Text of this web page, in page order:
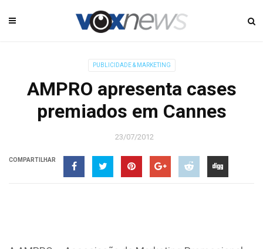
PUBLICIDADE & MARKETING
AMPRO apresenta cases
premiados em Cannes
23/07/2012
COMPARTILHAR